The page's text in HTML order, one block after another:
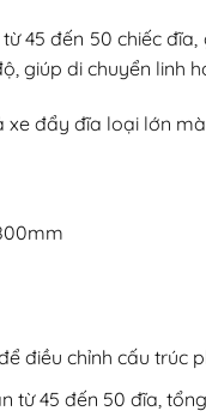
45 đến 50 chiếc
giúp di chuyển linh
điều chỉnh cấu trúc
từ 45 đến 50 đĩa,